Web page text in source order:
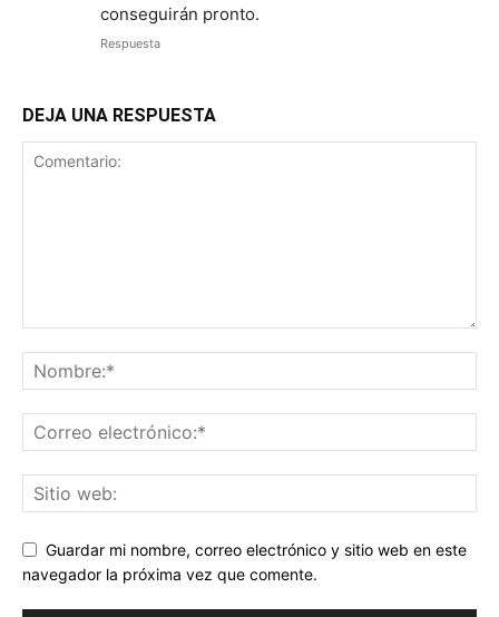
conseguirán pronto.
Respuesta
DEJA UNA RESPUESTA
Guardar mi nombre, correo electrónico y sitio web en este
navegador la próxima vez que comente.